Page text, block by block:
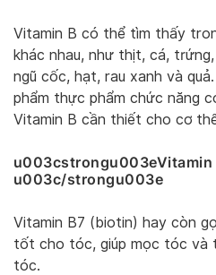
Vitamin B có thể tìm thấy
khác nhau, như thịt, cá,
ngũ cốc, hạt, rau xanh và
phẩm thực phẩm chức năng
Vitamin B cần thiết cho cơ
u003cstrongu003eVitamin
u003c/strongu003e
Vitamin B7 (biotin) hay còn
tốt cho tóc, giúp mọc tóc và
tóc.